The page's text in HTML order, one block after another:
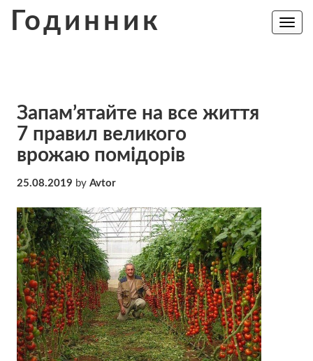
Годинник
Toggle
Запам’ятайте на все життя
7 правил великого
врожаю помідорів
25.08.2019 by Avtor